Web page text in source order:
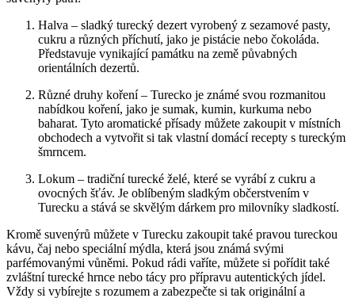
Halva – sladký turecký dezert vyrobený z sezamové pasty,
cukru a různých‌ příchutí, jako je pistácie‌ nebo čokoláda.
‍Představuje vynikající památku na země půvabných
orientálních dezertů.
Různé ⁢druhy koření – Turecko je známé‌ svou rozmanitou
nabídkou koření, ‌jako je sumak, kumin, kurkuma nebo
baharat. Tyto ​aromatické přísady‍ můžete zakoupit v místních
obchodech a vytvořit si tak vlastní domácí recepty s‍ tureckým
šmrncem.
Lokum – tradiční‌ turecké želé, které se vyrábí ⁣z cukru a
ovocných šťáv. Je oblíbeným sladkým občerstvením v
⁣Turecku a stává se skvělým dárkem pro milovníky sladkostí.
Kromě​ suvenýrů můžete v Turecku zakoupit také pravou ​tureckou
kávu, ⁤čaj nebo speciální mýdla,⁣ která jsou známá svými
parfémovanými ‍vůněmi.‍ Pokud⁤ rádi vaříte,​ můžete si pořídit také
zvláštní turecké hrnce nebo ⁣tácy⁢ pro přípravu autentických jídel.
Vždy⁤ si⁣ vybírejte s rozumem⁣ a zabezpečte si tak originální a